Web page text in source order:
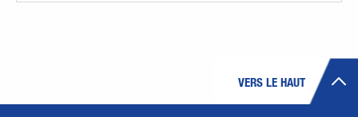
VERS LE HAUT